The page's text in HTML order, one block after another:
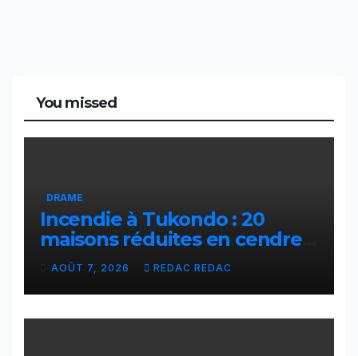
You missed
DRAME
Incendie à Tukondo : 20
maisons réduites en cendres,
plusieurs familles sans abri
AOÛT 7, 2026 REDAC REDAC